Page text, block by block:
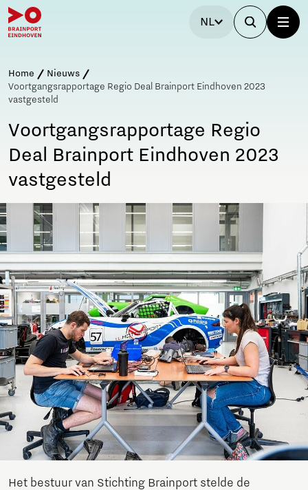
NL
Home
Nieuws
Voortgangsrapportage Regio Deal Brainport Eindhoven 2023
vastgesteld
Voortgangsrapportage Regio
Deal Brainport Eindhoven 2023
vastgesteld
Het bestuur van Stichting Brainport stelde de